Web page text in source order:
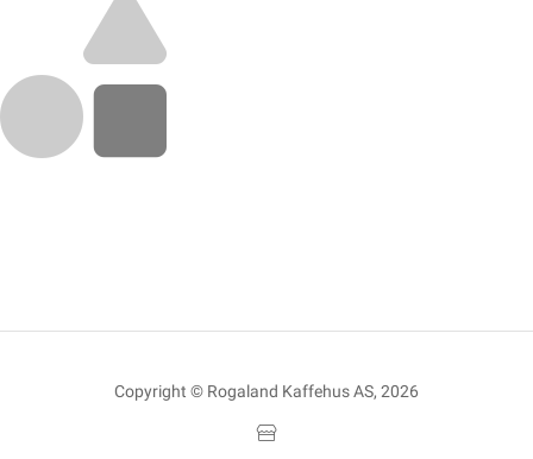
Copyright © Rogaland Kaffehus AS, 2026